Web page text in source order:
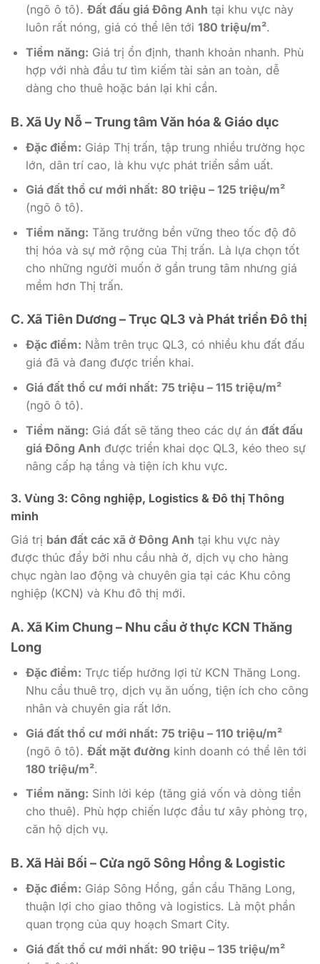
(ngõ ô tô). Đất đấu giá Đông Anh tại khu vực này
luôn rất nóng, giá có thể lên tới 180 triệu/m².
Tiềm năng: Giá trị ổn định, thanh khoản nhanh. Phù
hợp với nhà đầu tư tìm kiếm tài sản an toàn, dễ
dàng cho thuê hoặc bán lại khi cần.
B. Xã Uy Nỗ – Trung tâm Văn hóa & Giáo dục
Đặc điểm: Giáp Thị trấn, tập trung nhiều trường học
lớn, dân trí cao, là khu vực phát triển sầm uất.
Giá đất thổ cư mới nhất: 80 triệu – 125 triệu/m²
(ngõ ô tô).
Tiềm năng: Tăng trưởng bền vững theo tốc độ đô
thị hóa và sự mở rộng của Thị trấn. Là lựa chọn tốt
cho những người muốn ở gần trung tâm nhưng giá
mềm hơn Thị trấn.
C. Xã Tiên Dương – Trục QL3 và Phát triển Đô thị
Đặc điểm: Nằm trên trục QL3, có nhiều khu đất đấu
giá đã và đang được triển khai.
Giá đất thổ cư mới nhất: 75 triệu – 115 triệu/m²
(ngõ ô tô).
Tiềm năng: Giá đất sẽ tăng theo các dự án đất đấu
giá Đông Anh được triển khai dọc QL3, kéo theo sự
nâng cấp hạ tầng và tiện ích khu vực.
3. Vùng 3: Công nghiệp, Logistics & Đô thị Thông
minh
Giá trị bán đất các xã ở Đông Anh tại khu vực này
được thúc đẩy bởi nhu cầu nhà ở, dịch vụ cho hàng
chục ngàn lao động và chuyên gia tại các Khu công
nghiệp (KCN) và Khu đô thị mới.
A. Xã Kim Chung – Nhu cầu ở thực KCN Thăng
Long
Đặc điểm: Trực tiếp hưởng lợi từ KCN Thăng Long.
Nhu cầu thuê trọ, dịch vụ ăn uống, tiện ích cho công
nhân và chuyên gia rất lớn.
Giá đất thổ cư mới nhất: 75 triệu – 110 triệu/m²
(ngõ ô tô). Đất mặt đường kinh doanh có thể lên tới
180 triệu/m².
Tiềm năng: Sinh lời kép (tăng giá vốn và dòng tiền
cho thuê). Phù hợp chiến lược đầu tư xây phòng trọ,
căn hộ dịch vụ.
B. Xã Hải Bối – Cửa ngõ Sông Hồng & Logistic
Đặc điểm: Giáp Sông Hồng, gần cầu Thăng Long,
thuận lợi cho giao thông và logistics. Là một phần
quan trọng của quy hoạch Smart City.
Giá đất thổ cư mới nhất: 90 triệu – 135 triệu/m²